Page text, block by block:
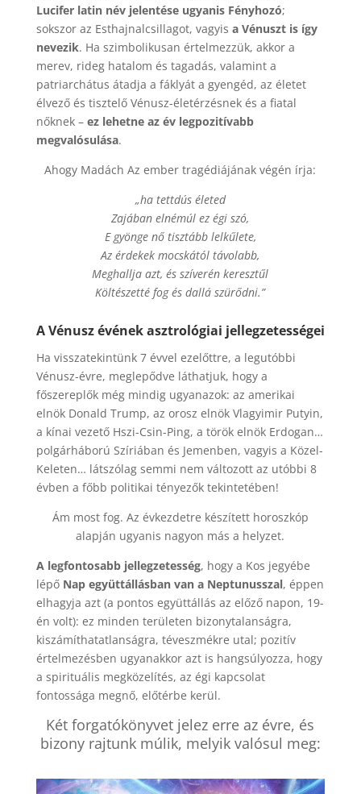
Lucifer latin név jelentése ugyanis Fényhozó;
sokszor az Esthajnalcsillagot, vagyis a Vénuszt is így
nevezik. Ha szimbolikusan értelmezzük, akkor a
merev, rideg hatalom és tagadás, valamint a
patriarchátus átadja a fáklyát a gyengéd, az életet
élvező és tisztelő Vénusz-életérzésnek és a fiatal
nőknek – ez lehetne az év legpozitívabb
megvalósulása.
Ahogy Madách Az ember tragédiájának végén írja:
„ha tettdús életed
Zajában elnémúl ez égi szó,
E gyönge nő tisztább lelkűlete,
Az érdekek mocskától távolabb,
Meghallja azt, és szíverén keresztűl
Költészetté fog és dallá szürődni.”
A Vénusz évének asztrológiai jellegzetességei
Ha visszatekintünk 7 évvel ezelőttre, a legutóbbi
Vénusz-évre, meglepődve láthatjuk, hogy a
főszereplők még mindig ugyanazok: az amerikai
elnök Donald Trump, az orosz elnök Vlagyimir Putyin,
a kínai vezető Hszi-Csin-Ping, a török elnök Erdogan…
polgárháború Szíriában és Jemenben, vagyis a Közel-
Keleten… látszólag semmi nem változott az utóbbi 8
évben a főbb politikai tényezők tekintetében!
Ám most fog. Az évkezdetre készített horoszkóp
alapján ugyanis nagyon más a helyzet.
A legfontosabb jellegzetesség, hogy a Kos jegyébe
lépő Nap együttállásban van a Neptunusszal, éppen
elhagyja azt (a pontos együttállás az előző napon, 19-
én volt): ez minden területen bizonytalanságra,
kiszámíthatatlanságra, téveszmékre utal; pozitív
értelmezésben ugyanakkor azt is hangsúlyozza, hogy
a spirituális megközelítés, az égi kapcsolat
fontossága megnő, előtérbe kerül.
Két forgatókönyvet jelez erre az évre, és
bizony rajtunk múlik, melyik valósul meg: